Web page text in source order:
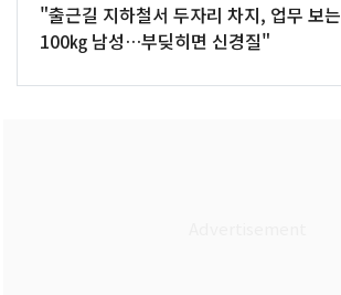
"출근길 지하철서 두자리 차지, 업무 보는
100㎏ 남성…부딪히면 신경질"